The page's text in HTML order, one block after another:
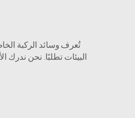
تُعرف وسائد الركبة
البيئات تطلبًا. نحن ندرك